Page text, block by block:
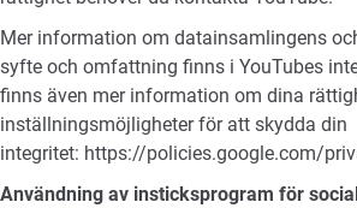
Mer information om datainsamlingens
syfte och omfattning finns i YouTubes
finns även mer information om dina
inställningsmöjligheter för att skydda din
integritet: https://policies.google.com/
Användning av insticksprogram för